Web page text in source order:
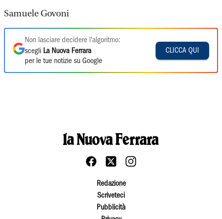
Samuele Govoni
Non lasciare decidere l'algoritmo:
scegli La Nuova Ferrara
per le tue notizie su Google
CLICCA QUI
Redazione
Scriveteci
Pubblicità